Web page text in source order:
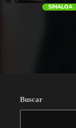
SINALOA
Buscar